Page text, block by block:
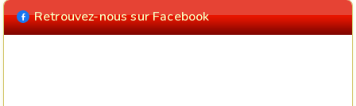
Retrouvez-nous sur Facebook